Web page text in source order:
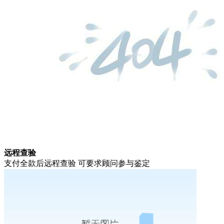
远程查验
支付全款后远程查验 可要求顾问参与鉴定